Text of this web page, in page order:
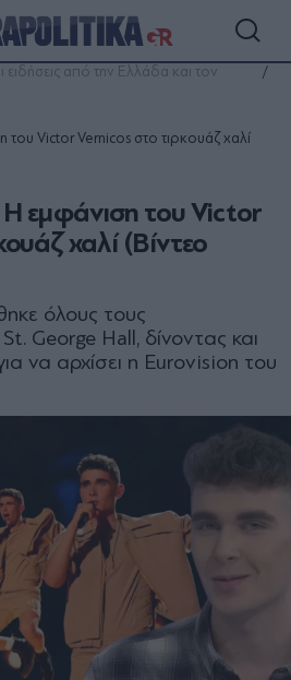
ειδήσεις από την Ελλάδα και τον
Victor Vernicos στο τιρκουάζ χαλί
εμφάνιση του Victor
χαλί (Βίντεο
όλους τους
George Hall, δίνοντας και
να αρχίσει η Eurovision του